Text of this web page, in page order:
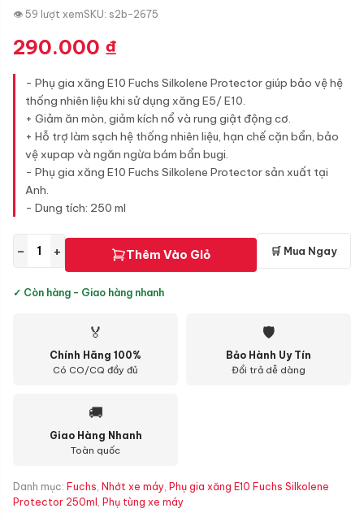
👁 59 lượt xemSKU: s2b-2675
290.000 ₫
- Phụ gia xăng E10 Fuchs Silkolene Protector giúp bảo vệ hệ
thống nhiên liệu khi sử dụng xăng E5/ E10.
+ Giảm ăn mòn, giảm kích nổ và rung giật động cơ.
+ Hỗ trợ làm sạch hệ thống nhiên liệu, hạn chế cặn bẩn, bảo
vệ xupap và ngăn ngừa bám bẩn bugi.
- Phụ gia xăng E10 Fuchs Silkolene Protector sản xuất tại
Anh.
- Dung tích: 250 ml
− + Thêm Vào Giỏ 🛒 Mua Ngay
✓ Còn hàng - Giao hàng nhanh
🏅
Chính Hãng 100%
Có CO/CQ đầy đủ
🛡
Bảo Hành Uy Tín
Đổi trả dễ dàng
🚚
Giao Hàng Nhanh
Toàn quốc
Danh mục: Fuchs, Nhớt xe máy, Phụ gia xăng E10 Fuchs Silkolene
Protector 250ml , Phụ tùng xe máy